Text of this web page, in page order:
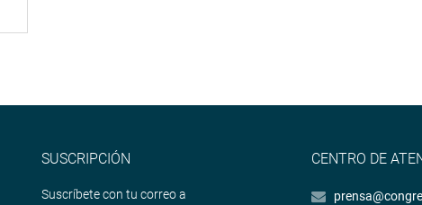
SUSCRIPCIÓN
Suscríbete con tu correo a
CENTRO DE